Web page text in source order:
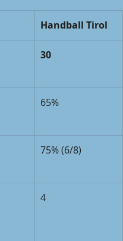
Handball Tirol
30
65%
75% (6/8)
4